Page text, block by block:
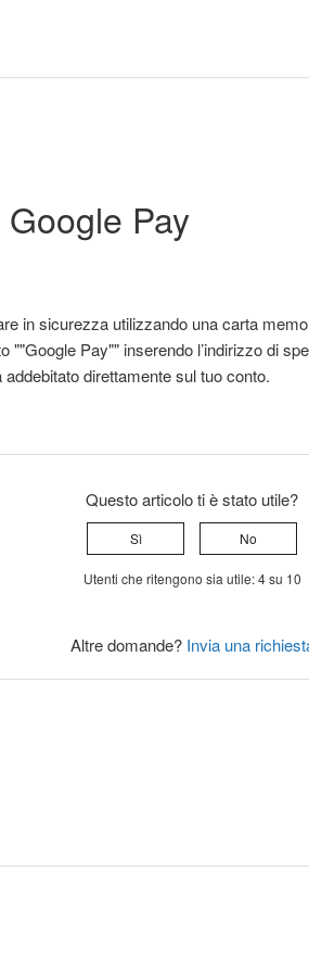
Pay
in sicurezza utilizzando una carta
""Google Pay"" inserendo l’indirizzo di
direttamente sul tuo conto.
Questo articolo ti è stato utile?
Sì No
Utenti che ritengono sia utile: 4 su 10
Altre domande? Invia una